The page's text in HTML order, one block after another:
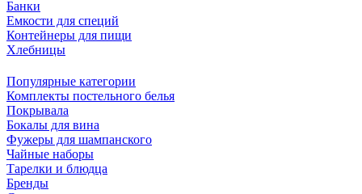
Банки
Емкости для специй
Контейнеры для пищи
Хлебницы
Популярные категории
Комплекты постельного белья
Покрывала
Бокалы для вина
Фужеры для шампанского
Чайные наборы
Тарелки и блюдца
Бренды